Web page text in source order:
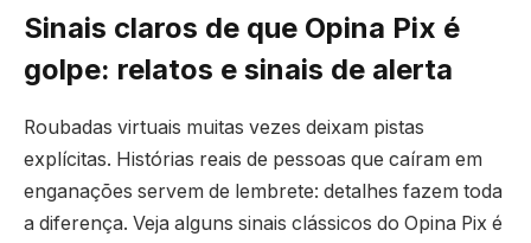
Sinais claros de que Opina Pix é
golpe: relatos e sinais de alerta
Roubadas virtuais muitas vezes deixam pistas
explícitas. Histórias reais de pessoas que caíram em
enganações servem de lembrete: detalhes fazem toda
a diferença. Veja alguns sinais clássicos do Opina Pix é